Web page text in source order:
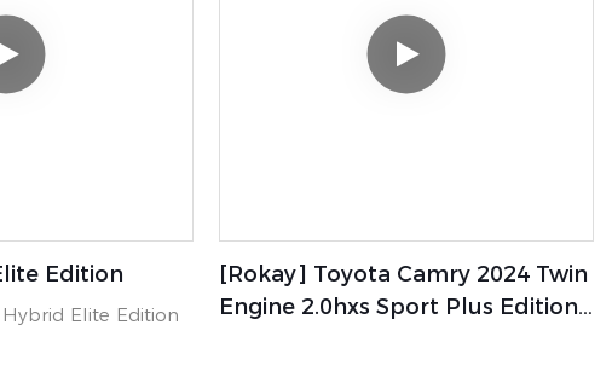
Edition
Elite Edition
[rokay] Toyota Camry 2024 Twin
Engine 2.0hxs Sport Plus Edition /